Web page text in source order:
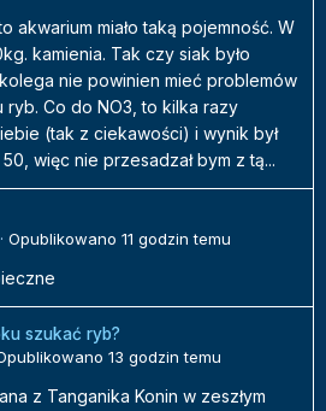
akwarium miało taką pojemność. W
kamienia. Tak czy siak było
nie powinien mieć problemów
ryb. Co do NO3, to kilka razy
(tak z ciekawości) i wynik był
więc nie przesadzał bym z tą...
· Opublikowano 11 godzin temu
szukać ryb?
13 godzin temu
z Tanganika Konin w zeszłym